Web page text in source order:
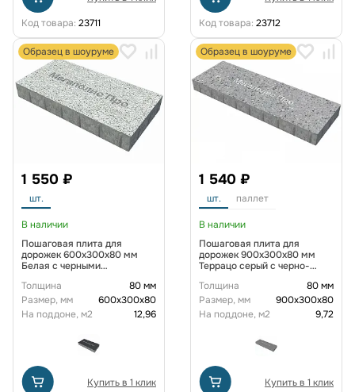
Код товара: 23711
Код товара: 23712
Образец в шоуруме
1 550 ₽
шт.
В наличии
Пошаговая плита для
дорожек 600x300x80 мм
Белая с черными
Толщина
80 мм
Размер, мм
600х300х80
На поддоне, м2
12,96
Купить в 1 клик
Образец в шоуруме
1 540 ₽
шт. паллет
В наличии
Пошаговая плита для
дорожек 900х300х80 мм
Террацо серый с черно-
Толщина
80 мм
Размер, мм
900x300x80
На поддоне, м2
9,72
Купить в 1 клик